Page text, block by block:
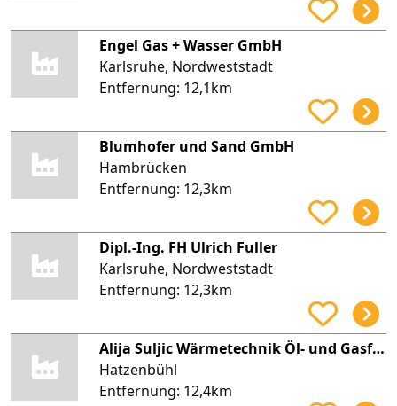
Engel Gas + Wasser GmbH
Karlsruhe, Nordweststadt
Entfernung: 12,1km
Blumhofer und Sand GmbH
Hambrücken
Entfernung: 12,3km
Dipl.-Ing. FH Ulrich Fuller
Karlsruhe, Nordweststadt
Entfernung: 12,3km
Alija Suljic Wärmetechnik Öl- und Gasfeuerungen, Bäder e.K.
Hatzenbühl
Entfernung: 12,4km